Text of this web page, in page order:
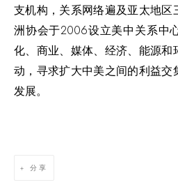
支机构，关系网络遍及亚太地
洲协会于2006设立美中关系中
化、商业、媒体、经济、能源
动，寻求扩大中美之间的利益
发展。
分享